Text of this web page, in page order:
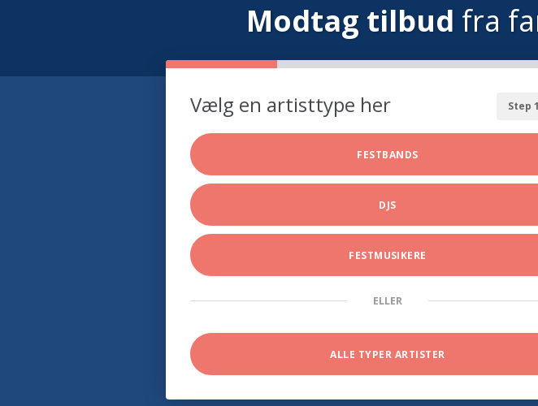
Modtag tilbud fra
Step 1
Vælg en artisttype her
FESTBANDS
DJS
FESTMUSIKERE
ELLER
ALLE TYPER ARTISTER